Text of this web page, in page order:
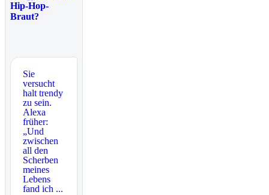
Hip-Hop-
Braut?
Sie
versucht
halt trendy
zu sein.
Alexa
früher:
„Und
zwischen
all den
Scherben
meines
Lebens
fand ich ...